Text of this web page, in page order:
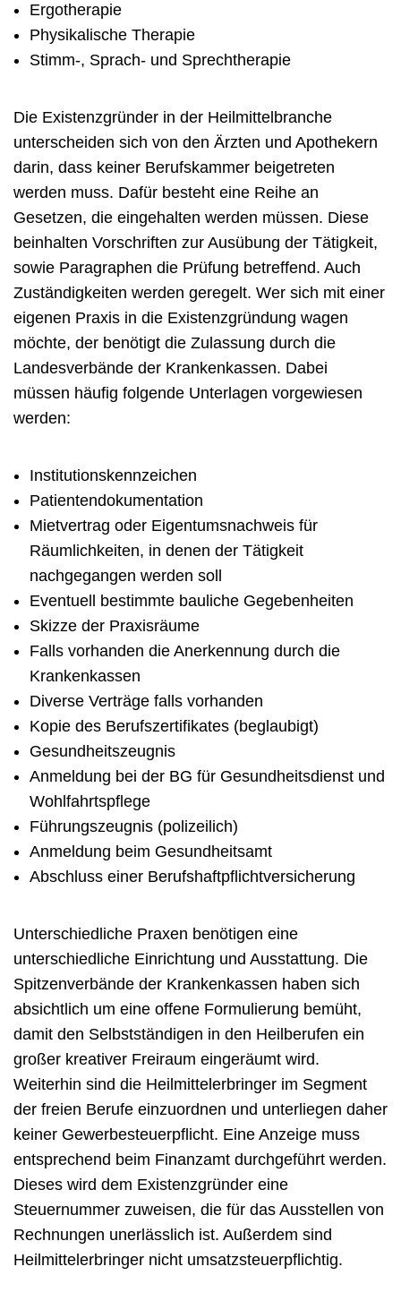
Ergotherapie
Physikalische Therapie
Stimm-, Sprach- und Sprechtherapie
Die Existenzgründer in der Heilmittelbranche
unterscheiden sich von den Ärzten und Apothekern
darin, dass keiner Berufskammer beigetreten
werden muss. Dafür besteht eine Reihe an
Gesetzen, die eingehalten werden müssen. Diese
beinhalten Vorschriften zur Ausübung der Tätigkeit,
sowie Paragraphen die Prüfung betreffend. Auch
Zuständigkeiten werden geregelt. Wer sich mit einer
eigenen Praxis in die Existenzgründung wagen
möchte, der benötigt die Zulassung durch die
Landesverbände der Krankenkassen. Dabei
müssen häufig folgende Unterlagen vorgewiesen
werden:
Institutionskennzeichen
Patientendokumentation
Mietvertrag oder Eigentumsnachweis für
Räumlichkeiten, in denen der Tätigkeit
nachgegangen werden soll
Eventuell bestimmte bauliche Gegebenheiten
Skizze der Praxisräume
Falls vorhanden die Anerkennung durch die
Krankenkassen
Diverse Verträge falls vorhanden
Kopie des Berufszertifikates (beglaubigt)
Gesundheitszeugnis
Anmeldung bei der BG für Gesundheitsdienst und
Wohlfahrtspflege
Führungszeugnis (polizeilich)
Anmeldung beim Gesundheitsamt
Abschluss einer Berufshaftpflichtversicherung
Unterschiedliche Praxen benötigen eine
unterschiedliche Einrichtung und Ausstattung. Die
Spitzenverbände der Krankenkassen haben sich
absichtlich um eine offene Formulierung bemüht,
damit den Selbstständigen in den Heilberufen ein
großer kreativer Freiraum eingeräumt wird.
Weiterhin sind die Heilmittelerbringer im Segment
der freien Berufe einzuordnen und unterliegen daher
keiner Gewerbesteuerpflicht. Eine Anzeige muss
entsprechend beim Finanzamt durchgeführt werden.
Dieses wird dem Existenzgründer eine
Steuernummer zuweisen, die für das Ausstellen von
Rechnungen unerlässlich ist. Außerdem sind
Heilmittelerbringer nicht umsatzsteuerpflichtig.